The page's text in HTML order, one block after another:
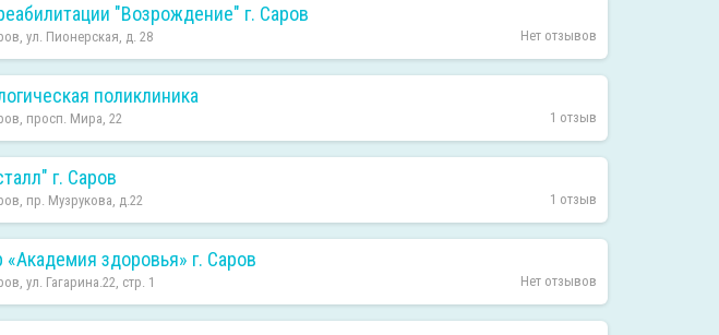
"Возрождение" г. Саров
ул. Пионерская, д. 28 Нет отзывов
поликлиника
просп. Мира, 22 1 отзыв
г. Саров
пр. Музрукова, д.22 1 отзыв
здоровья» г. Саров
ул. Гагарина.22, стр. 1 Нет отзывов